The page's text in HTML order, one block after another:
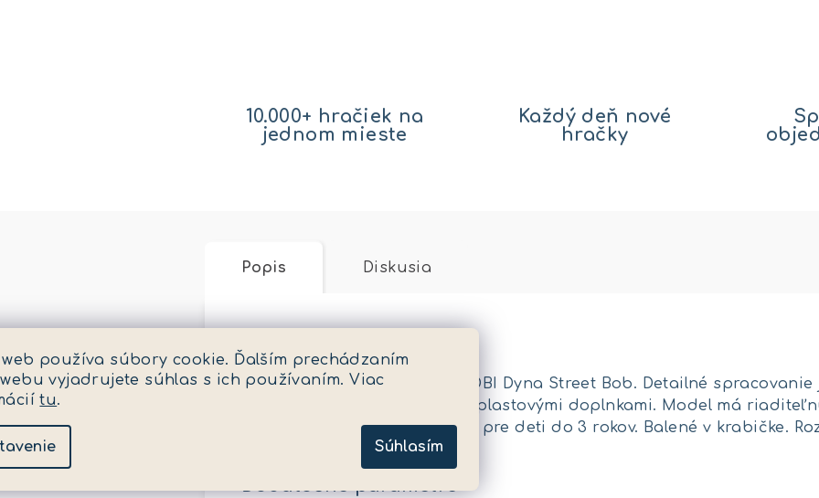
web používa súbory cookie. Ďalším prechádzaním
vyjadrujete súhlas s ich používaním. Viac
tu.
Súhlasím
10.000+ hračiek na
jednom mieste
Každý deň nové
hračky
Popis Diskusia
Harley-Davidson 1:12 2006 FXDBI Dyna Street Bob. Detailné
vyhotovenie. Kovový model s plastovými doplnkami. Model má
približnú dĺžku 8“. Nevhodné pre deti do 3 rokov. Balené v krabičke.
Dodatočné parametre